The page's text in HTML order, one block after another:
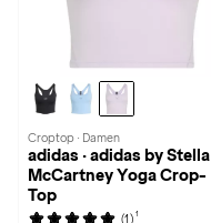
Croptop · Damen
adidas · adidas by Stella
McCartney Yoga Crop-
Top
(1) 1